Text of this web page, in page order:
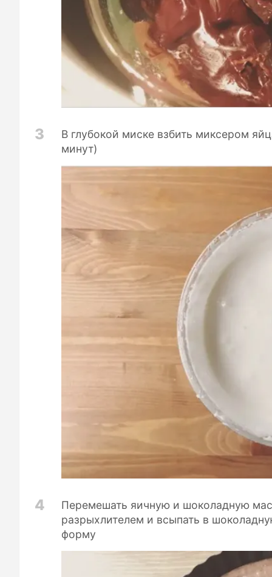
3
В глубокой миске взбить миксером
минут)
4
Перемешать яичную и шоколадную
разрыхлителем и всыпать в
форму